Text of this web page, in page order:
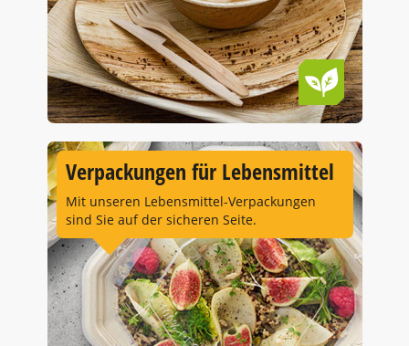
Verpackungen für Lebensmittel
Mit unseren Lebensmittel-Verpackungen
sind Sie auf der sicheren Seite.